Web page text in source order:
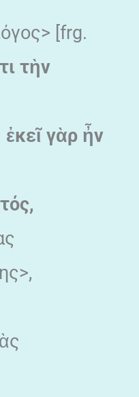
[frg.
τὴν
ἐκεῖ γὰρ ἦν